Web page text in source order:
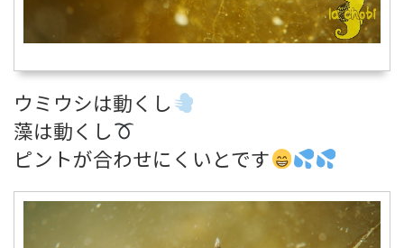
ウミウシは動くし
藻は動くし
ピントが合わせにくいとです